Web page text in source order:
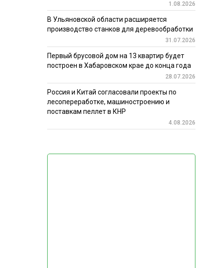
1.08.2026
В Ульяновской области расширяется
производство станков для деревообработки
31.07.2026
Первый брусовой дом на 13 квартир будет
построен в Хабаровском крае до конца года
28.07.2026
Россия и Китай согласовали проекты по
лесопереработке, машиностроению и
поставкам пеллет в КНР
4.08.2026